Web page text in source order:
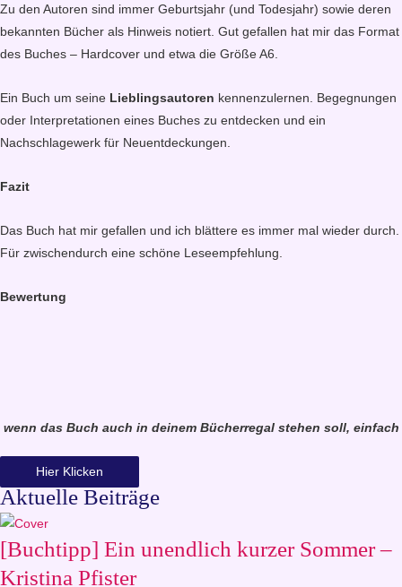
Zu den Autoren sind immer Geburtsjahr (und Todesjahr) sowie deren
bekannten Bücher als Hinweis notiert. Gut gefallen hat mir das Format
des Buches – Hardcover und etwa die Größe A6.
Ein Buch um seine Lieblingsautoren kennenzulernen. Begegnungen
oder Interpretationen eines Buches zu entdecken und ein
Nachschlagewerk für Neuentdeckungen.
Fazit
Das Buch hat mir gefallen und ich blättere es immer mal wieder durch.
Für zwischendurch eine schöne Leseempfehlung.
Bewertung
wenn das Buch auch in deinem Bücherregal stehen soll, einfach
Hier Klicken
Aktuelle Beiträge
[Buchtipp] Ein unendlich kurzer Sommer –
Kristina Pfister